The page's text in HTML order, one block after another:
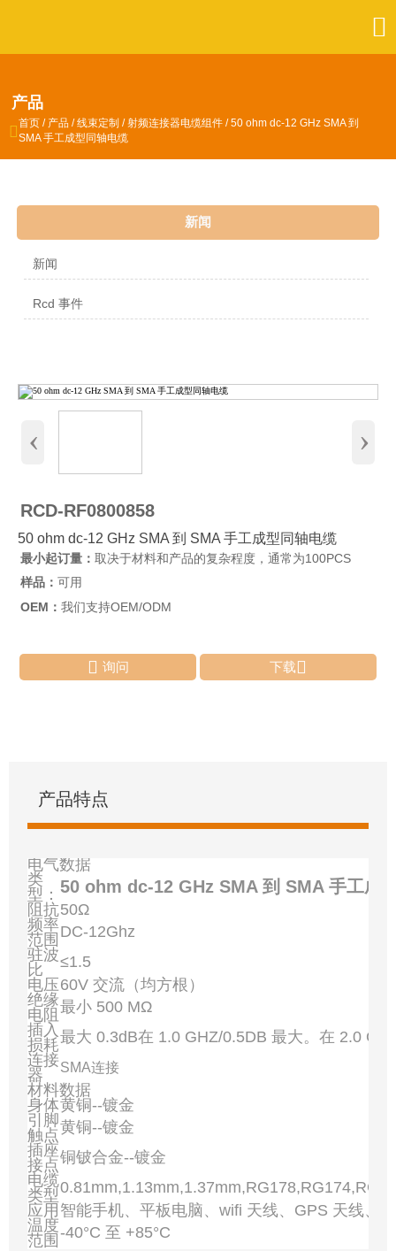

产品
 首页 / 产品 /线束定制 /射频连接器电缆组件 /50 ohm dc-12 GHz SMA 到
SMA 手工成型同轴电缆
新闻
新闻
Rcd 事件
‹ ›
RCD-RF0800858
50 ohm dc-12 GHz SMA 到 SMA 手工成型同轴电缆
最小起订量： 取决于材料和产品的复杂程度，通常为100PCS
样品： 可用
OEM： 我们支持OEM/ODM
 询问 下载
产品特点
电气数据
类
型： 50 ohm dc-12 GHz SMA 到 SMA 手工成
阻抗50Ω
频率
范围 DC-12Ghz
驻波
比
≤1.5
电压60V 交流（均方根）
绝缘
电阻 最小 500 MΩ
插入
损耗最大 0.3dB在 1.0 GHZ/0.5DB 最大。在 2.0
连接
器
SMA连接
材料数据
身体黄铜--镀金
引脚
触点黄铜--镀金
插座
接点铜铍合金--镀金
电缆
类型
应用 智能手机、平板电脑、wifi 天线、GPS 天线、
温度
范围 -40°C 至 +85°C